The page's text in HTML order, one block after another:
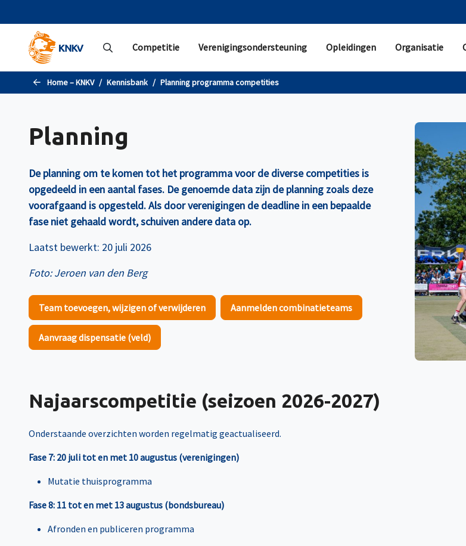
Competitie Verenigingsondersteuning Opleidingen Organisatie
Home – KNKV Kennisbank Planning programma competities
Planning
De planning om te komen tot het programma voor de diverse competities is
opgedeeld in een aantal fases. De genoemde data zijn de planning zoals deze
voorafgaand is opgesteld.Als door verenigingen de deadline in een bepaalde
fase niet gehaald wordt, schuiven andere data op.
Laatst bewerkt: 20 juli 2026
Foto: Jeroen van den Berg
Team toevoegen, wijzigen of verwijderen Aanmelden combinatieteams
Aanvraag dispensatie (veld)
Najaarscompetitie (seizoen 2026-2027)
Onderstaande overzichten worden regelmatig geactualiseerd.
Fase 7: 20 juli tot en met 10 augustus (verenigingen)
Mutatie thuisprogramma
Fase 8: 11 tot en met 13 augustus (bondsbureau)
Afronden en publiceren programma